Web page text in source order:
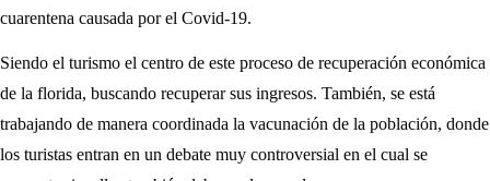
cuarentena causada por el Covid-19.
Siendo el turismo el centro de este proceso de recuperación económica
de la florida, buscando recuperar sus ingresos. También, se está
trabajando de manera coordinada la vacunación de la población, donde
los turistas entran en un debate muy controversial en el cual se